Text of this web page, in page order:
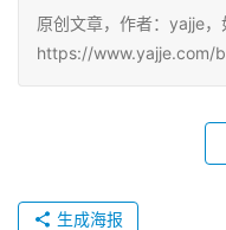
原创文章，作者：yajje，
https://www.yajje.com/
生成海报